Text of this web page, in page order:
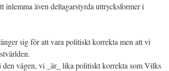
även deltagarstyrda uttrycksformer i
sig för att vara politiskt korrekta men att vi
vägen, vi _är_ lika politiskt korrekta som Vilks